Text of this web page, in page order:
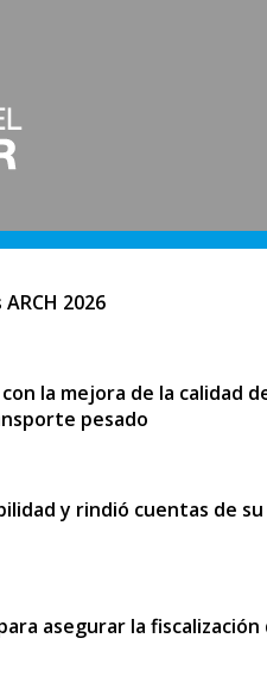
2026
la mejora de la calidad
pesado
y rindió cuentas de
asegurar la